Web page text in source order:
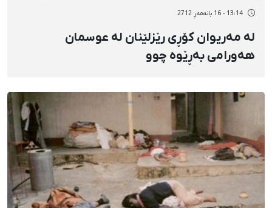
13:14 - 16 بانەمەڕ 2712
لە مەریوان كۆڕی رێزلێنان لە عوسمان
هەورامی بەڕێوە چوو